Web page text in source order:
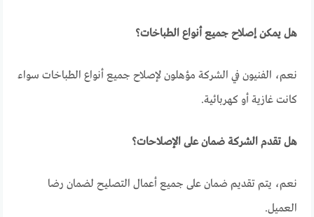
هل يمكن إصلاح جميع أنواع الطباخات؟
نعم، الفنيون في الشركة مؤهلون لإصلاح جميع أنواع الطباخات سواء
كانت غازية أو كهربائية.
هل تقدم الشركة ضمان على الإصلاحات؟
نعم، يتم تقديم ضمان على جميع أعمال التصليح لضمان رضا
العميل.